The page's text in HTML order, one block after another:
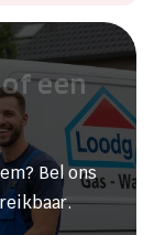
een
Bel ons